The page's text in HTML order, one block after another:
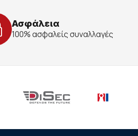
Ασφάλεια
100% ασφαλείς συναλλαγές